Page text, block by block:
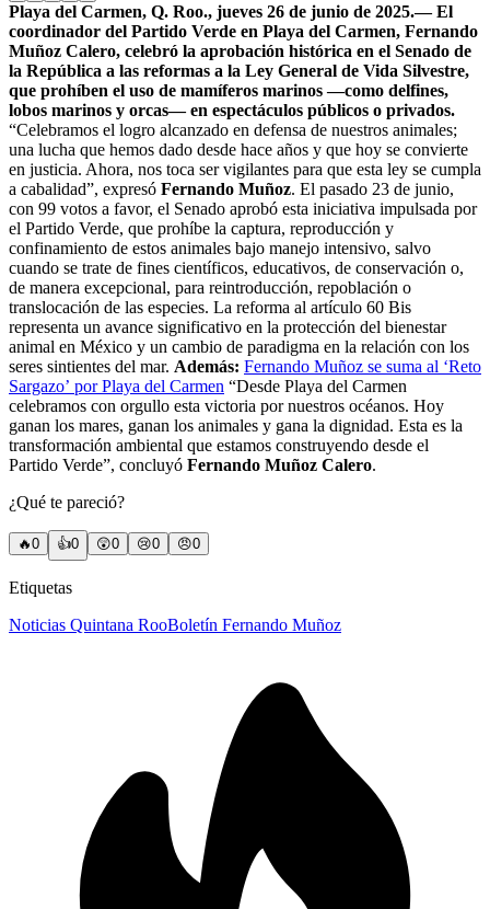
Playa del Carmen, Q. Roo., jueves 26 de junio de 2025.— El
coordinador del Partido Verde en Playa del Carmen, Fernando
Muñoz Calero, celebró la aprobación histórica en el Senado de
la República a las reformas a la Ley General de Vida Silvestre,
que prohíben el uso de mamíferos marinos —como delfines,
lobos marinos y orcas— en espectáculos públicos o privados.
“Celebramos el logro alcanzado en defensa de nuestros animales;
una lucha que hemos dado desde hace años y que hoy se convierte
en justicia. Ahora, nos toca ser vigilantes para que esta ley se cumpla
a cabalidad”, expresó Fernando Muñoz. El pasado 23 de junio,
con 99 votos a favor, el Senado aprobó esta iniciativa impulsada por
el Partido Verde, que prohíbe la captura, reproducción y
confinamiento de estos animales bajo manejo intensivo, salvo
cuando se trate de fines científicos, educativos, de conservación o,
de manera excepcional, para reintroducción, repoblación o
translocación de las especies. La reforma al artículo 60 Bis
representa un avance significativo en la protección del bienestar
animal en México y un cambio de paradigma en la relación con los
seres sintientes del mar. Además: Fernando Muñoz se suma al ‘Reto
Sargazo’ por Playa del Carmen “Desde Playa del Carmen
celebramos con orgullo esta victoria por nuestros océanos. Hoy
ganan los mares, ganan los animales y gana la dignidad. Esta es la
transformación ambiental que estamos construyendo desde el
Partido Verde”, concluyó Fernando Muñoz Calero.
¿Qué te pareció?
🔥0 👍0 😲0 😢0 😠0
Etiquetas
Noticias Quintana RooBoletín Fernando Muñoz